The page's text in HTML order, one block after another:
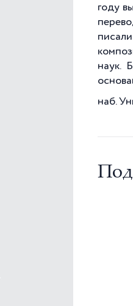
году
писали
наук.
наб.